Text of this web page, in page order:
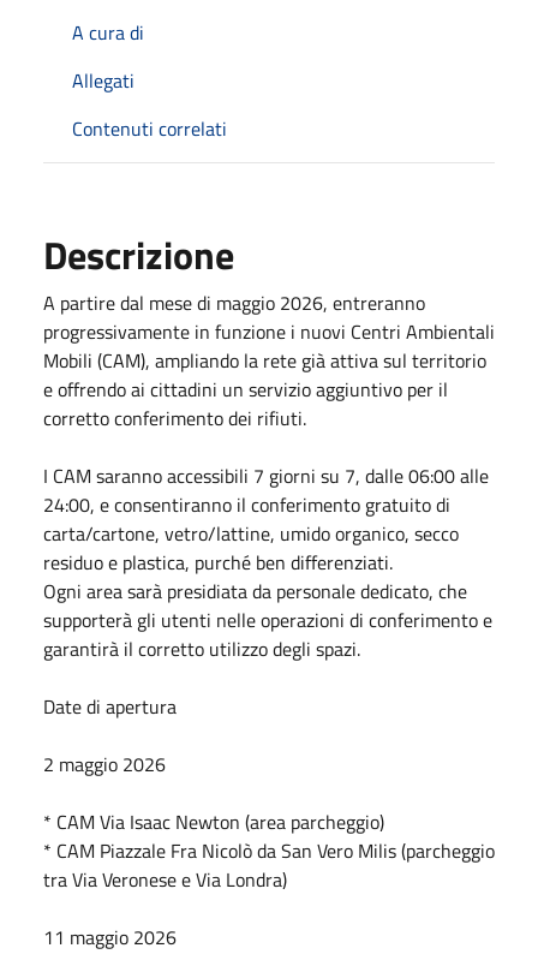
A cura di
Allegati
Contenuti correlati
Descrizione
A partire dal mese di maggio 2026, entreranno
progressivamente in funzione i nuovi Centri Ambientali
Mobili (CAM), ampliando la rete già attiva sul territorio
e offrendo ai cittadini un servizio aggiuntivo per il
corretto conferimento dei rifiuti.
I CAM saranno accessibili 7 giorni su 7, dalle 06:00 alle
24:00, e consentiranno il conferimento gratuito di
carta/cartone, vetro/lattine, umido organico, secco
residuo e plastica, purché ben differenziati.
Ogni area sarà presidiata da personale dedicato, che
supporterà gli utenti nelle operazioni di conferimento e
garantirà il corretto utilizzo degli spazi.
Date di apertura
2 maggio 2026
* CAM Via Isaac Newton (area parcheggio)
* CAM Piazzale Fra Nicolò da San Vero Milis (parcheggio
tra Via Veronese e Via Londra)
11 maggio 2026